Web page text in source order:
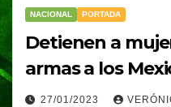
NACIONAL PORTADA
Detienen a
armas a los
27/01/2023